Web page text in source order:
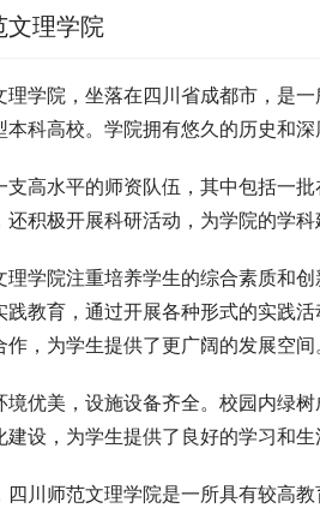
文理学院
理学院，坐落在四川省成都市，是
本科高校。学院拥有悠久的历史和
支高水平的师资队伍，其中包括一
还积极开展科研活动，为学院的学科
理学院注重培养学生的综合素质和
践教育，通过开展各种形式的实践
作，为学生提供了更广阔的发展空间
境优美，设施设备齐全。校园内绿
建设，为学生提供了良好的学习和生
四川师范文理学院是一所具有较高